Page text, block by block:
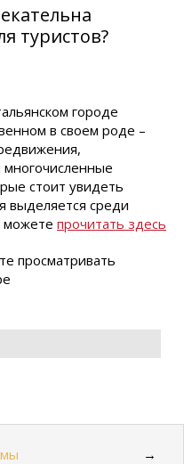
туристов?
городе
в своем роде –
многочисленные
стоит увидеть
выделяется среди
можете прочитать здесь
просматривать
→